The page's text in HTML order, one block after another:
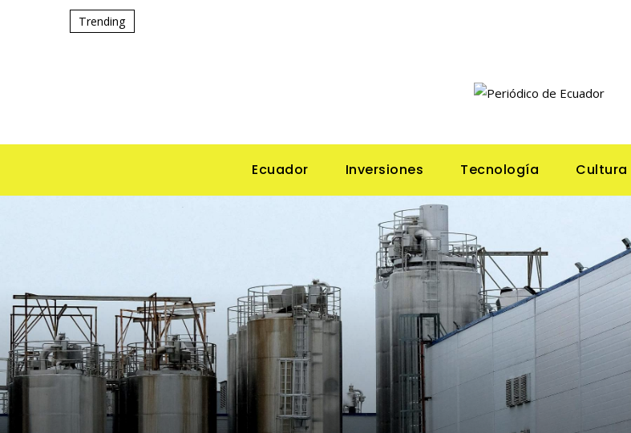
Trending
Ecuador Inversiones Tecnología Cultura